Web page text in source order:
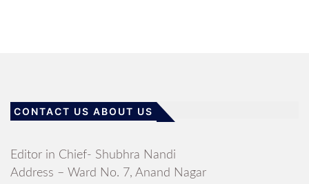
CONTACT US ABOUT US
Editor in Chief- Shubhra Nandi
Address – Ward No. 7, Anand Nagar